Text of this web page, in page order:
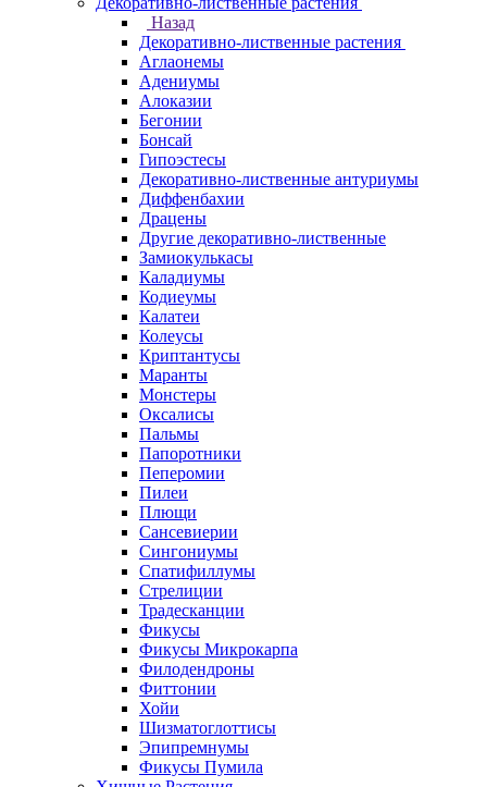
Назад
Декоративно-лиственные растения
Аглаонемы
Адениумы
Алоказии
Бегонии
Бонсай
Гипоэстесы
Декоративно-лиственные антуриумы
Диффенбахии
Драцены
Другие декоративно-лиственные
Замиокулькасы
Каладиумы
Кодиеумы
Калатеи
Колеусы
Криптантусы
Маранты
Монстеры
Оксалисы
Пальмы
Папоротники
Пеперомии
Пилеи
Плющи
Сансевиерии
Сингониумы
Спатифиллумы
Стрелиции
Традесканции
Фикусы
Фикусы Микрокарпа
Филодендроны
Фиттонии
Хойи
Шизматоглоттисы
Эпипремнумы
Фикусы Пумила